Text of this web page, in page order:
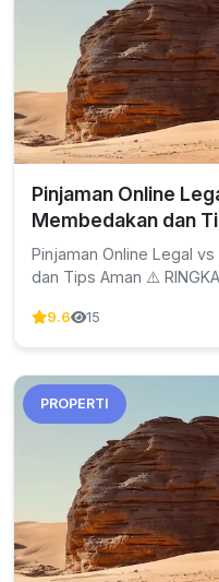
Pinjaman Online
Membedakan dan
Pinjaman Online Legal
dan Tips Aman ⚠️
9.6 15
PROPERTI